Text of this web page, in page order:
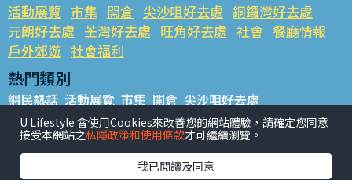
活動展覽 市集 開倉 尖沙咀好去處 銅鑼灣好去處
元朗好去處 荃灣好去處 旺角好去處 社會 餐廳情報
戶外郊遊 社會福利
熱門類別
網民熱話 活動展覽 市集 開倉 尖沙咀好去處
銅鑼灣好去處 元朗好去處 荃灣好去處 旺角好去處 社會
餐廳情報 戶外郊遊
熱門標籤
U Lifestyle 會使用Cookies來改善您的網站體驗，請確定您同意
接受本網站之私隱政策和使用條款才可繼續瀏覽。
我已閱讀及同意